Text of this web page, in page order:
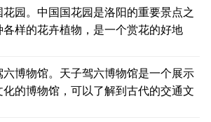
园。中国国花园是洛阳的重要景点之
样的花卉植物，是一个赏花的好地
博物馆。天子驾六博物馆是一个展示
的博物馆，可以了解到古代的交通文